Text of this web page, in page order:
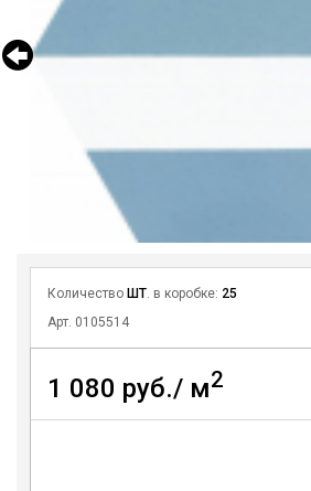
Количество ШТ. в коробке: 25
Арт. 0105514
1 080 руб./ м2